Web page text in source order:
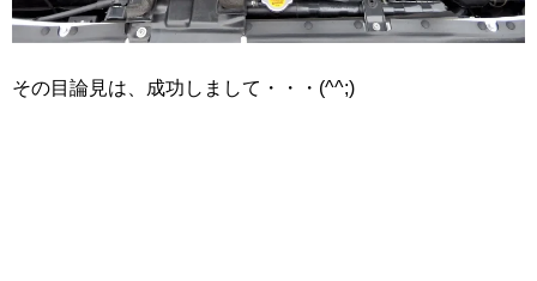
その目論見は、成功しまして・・・(^^;)